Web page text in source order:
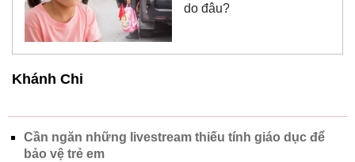
do đâu?
Khánh Chi
Cần ngăn những livestream thiếu tính giáo dục để
bảo vệ trẻ em